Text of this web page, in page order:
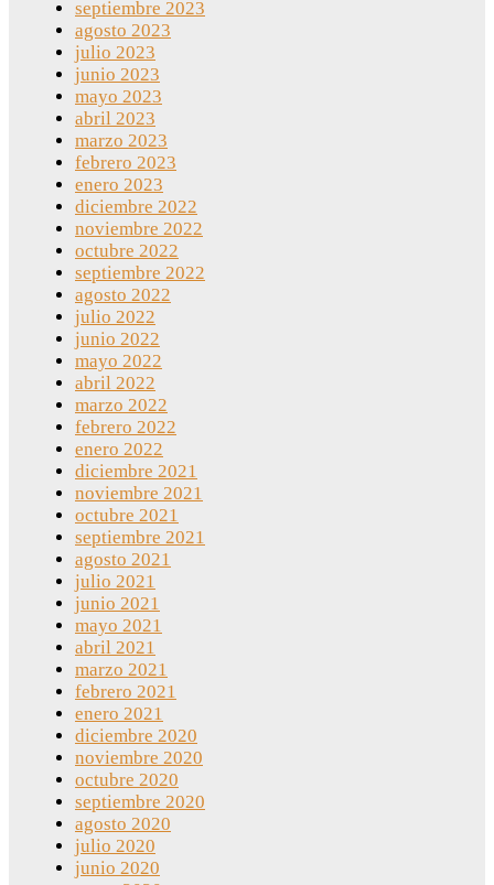
septiembre 2023
agosto 2023
julio 2023
junio 2023
mayo 2023
abril 2023
marzo 2023
febrero 2023
enero 2023
diciembre 2022
noviembre 2022
octubre 2022
septiembre 2022
agosto 2022
julio 2022
junio 2022
mayo 2022
abril 2022
marzo 2022
febrero 2022
enero 2022
diciembre 2021
noviembre 2021
octubre 2021
septiembre 2021
agosto 2021
julio 2021
junio 2021
mayo 2021
abril 2021
marzo 2021
febrero 2021
enero 2021
diciembre 2020
noviembre 2020
octubre 2020
septiembre 2020
agosto 2020
julio 2020
junio 2020